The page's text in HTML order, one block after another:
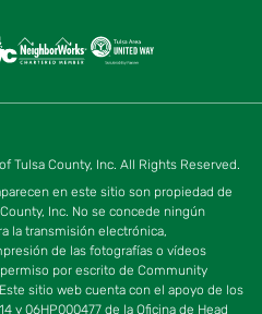
County, Inc. All Rights Reserved.
en este sitio son propiedad de
Inc. No se concede ningún
la transmisión electrónica,
de las fotografías o vídeos
por escrito de Community
sitio web cuenta con el apoyo de los
y 06HP000477 de la Oficina de Head